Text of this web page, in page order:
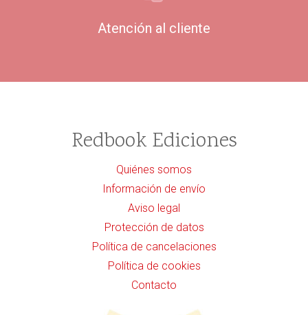
Atención al cliente
Redbook Ediciones
Quiénes somos
Información de envío
Aviso legal
Protección de datos
Política de cancelaciones
Política de cookies
Contacto